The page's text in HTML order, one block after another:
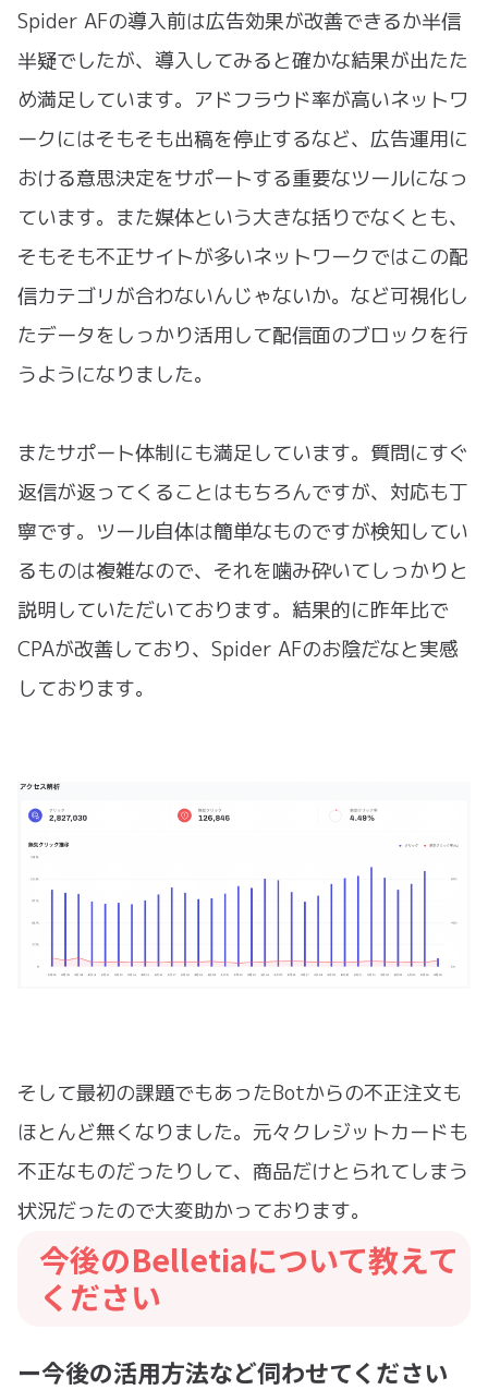
Spider AFの導入前は広告効果が改善できるか半信
半疑でしたが、導入してみると確かな結果が出たた
め満足しています。アドフラウド率が高いネットワ
ークにはそもそも出稿を停止するなど、広告運用に
おける意思決定をサポートする重要なツールになっ
ています。また媒体という大きな括りでなくとも、
そもそも不正サイトが多いネットワークではこの配
信カテゴリが合わないんじゃないか。など可視化し
たデータをしっかり活用して配信面のブロックを行
うようになりました。
またサポート体制にも満足しています。質問にすぐ
返信が返ってくることはもちろんですが、対応も丁
寧です。ツール自体は簡単なものですが検知してい
るものは複雑なので、それを噛み砕いてしっかりと
説明していただいております。結果的に昨年比で
CPAが改善しており、Spider AFのお陰だなと実感
しております。
そして最初の課題でもあったBotからの不正注文も
ほとんど無くなりました。元々クレジットカードも
不正なものだったりして、商品だけとられてしまう
状況だったので大変助かっております。
今後のBelletiaについて教えて
ください
ー今後の活用方法など伺わせてください